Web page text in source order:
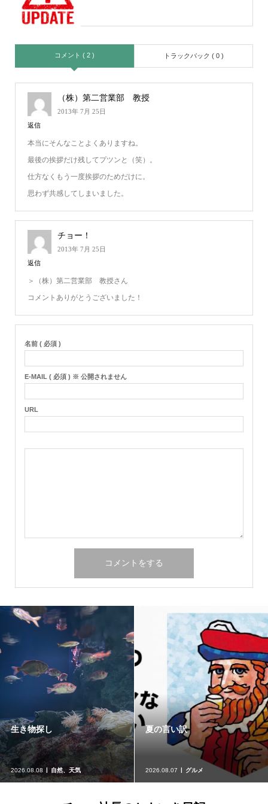
コメント ( 2 ) トラックバック ( 0 )
（株）第二営業部 教授
2013年 7月 25日
返信
本当にそんなことよくありますね。
最後の挨拶だけ残してプツンと（笑）。
仕方なくもう一度挨拶のためだけに。
思わず共感してしまいました。
チョー！
2013年 7月 25日
返信
＞（株）第二営業部 教授さん
コメントありがとうございました！
名前 ( 必須 )
E-MAIL ( 必須 ) ※ 公開されません
URL
生き物探し
2026.08.08 自然、天気
夏の言い訳
2026.08.07 グルメ